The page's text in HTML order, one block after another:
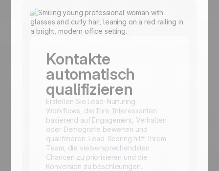
Kontakte
automatisch
qualifizieren
Erstellen Sie Lead-Nurturing-
Workflows, die Ihre Interessenten
basierend auf Engagement, Verhalten
oder Demografie bewerten und
qualifizieren. Lead-Scoring hilft Ihrem
Team, die vielversprechendsten
Chancen zu priorisieren und die
Konversion zu beschleunigen.